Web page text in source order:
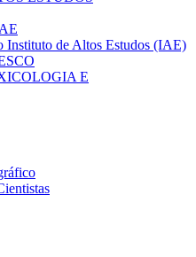
Instituto de Altos Estudos (IAE)
E